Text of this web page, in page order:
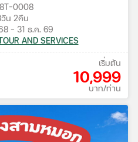
0008
วัน 2คืน
- 31 ธ.ค. 69
AND SERVICES
เริ่มต้น
10,999
บาท/ท่าน